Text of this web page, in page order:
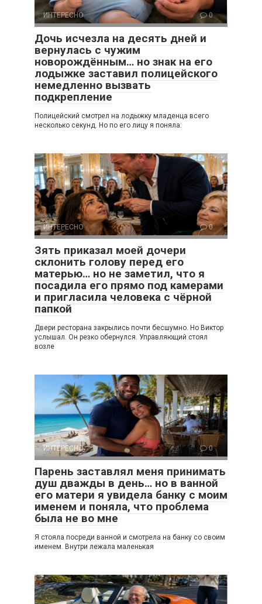
ИНТЕРЕСНО 0
Дочь исчезла на десять дней и
вернулась с чужим
новорождённым… но знак на его
лодыжке заставил полицейского
немедленно вызвать
подкрепление
Полицейский смотрел на лодыжку младенца всего
несколько секунд. Но по его лицу я поняла:
ИНТЕРЕСНО 0
Зять приказал моей дочери
склонить голову перед его
матерью… но не заметил, что я
посадила его прямо под камерами
и пригласила человека с чёрной
папкой
Двери ресторана закрылись почти бесшумно. Но Виктор
услышал. Он резко обернулся. Управляющий стоял
возле
ИНТЕРЕСНО 0
Парень заставлял меня принимать
душ дважды в день… но в ванной
его матери я увидела банку с моим
именем и поняла, что проблема
была не во мне
Я стояла посреди ванной и смотрела на банку со своим
именем. Внутри лежала маленькая